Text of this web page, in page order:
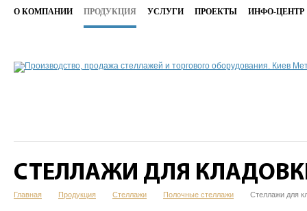
О КОМПАНИИ ПРОДУКЦИЯ УСЛУГИ ПРОЕКТЫ ИНФО-ЦЕНТР
СТЕЛЛАЖИ ДЛЯ
Главная Продукция Стеллажи Полочные стеллажи Стеллажи для